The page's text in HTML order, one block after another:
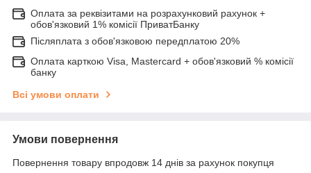
Оплата за реквізитами на розрахунковий рахунок +
обов'язковий 1% комісії ПриватБанку
Післяплата з обов'язковою передплатою 20%
Оплата карткою Visa, Mastercard + обов'язковий % комісії
банку
Всі умови оплати
Умови повернення
Повернення товару впродовж 14 днів за рахунок покупця